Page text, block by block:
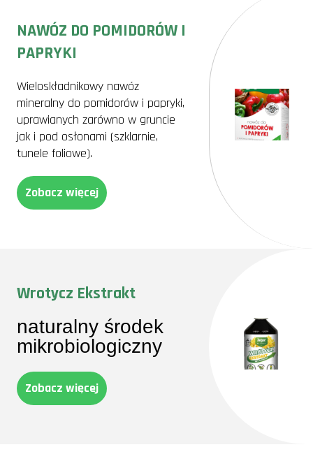
NAWÓZ DO POMIDORÓW I
PAPRYKI
Wieloskładnikowy nawóz
mineralny do pomidorów i papryki,
uprawianych zarówno w gruncie
jak i pod osłonami (szklarnie,
tunele foliowe).
Zobacz więcej
Wrotycz Ekstrakt
naturalny środek
mikrobiologiczny
Zobacz więcej